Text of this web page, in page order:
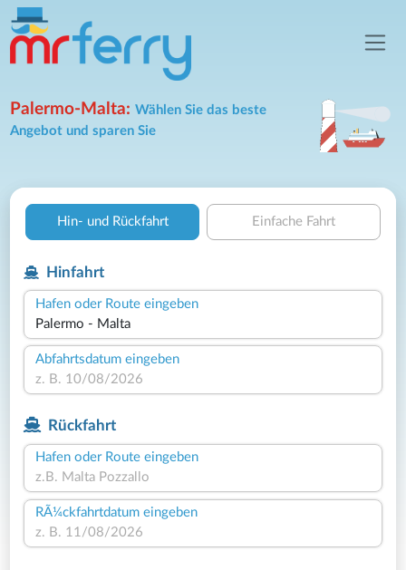
Palermo-Malta:Wählen Sie das beste
Angebot und sparen Sie
Hin- und Rückfahrt Einfache Fahrt
Hinfahrt
Hafen oder Route eingeben
Abfahrtsdatum eingeben
Rückfahrt
Hafen oder Route eingeben
RÃ¼ckfahrtdatum eingeben